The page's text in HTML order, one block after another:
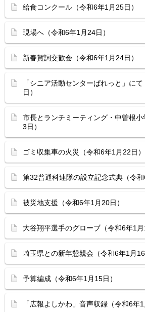
給食コンクール（令和6年1月25日）
現場へ（令和6年1月24日）
新春賀詞交歓会（令和6年1月24日）
「シニア活動センターぱれっと」に
日）
市長とランチミーティング・中曽根
3日）
ゴミ収集車の火災（令和6年1月22日）
第32普通科連隊の設立記念式典（令和
被災地支援（令和6年1月20日）
大谷翔平選手のグローブ（令和6年1月
埼玉県との新年懇親会（令和6年1月16
予算編成（令和6年1月15日）
「広報よしかわ」音声収録（令和6年1